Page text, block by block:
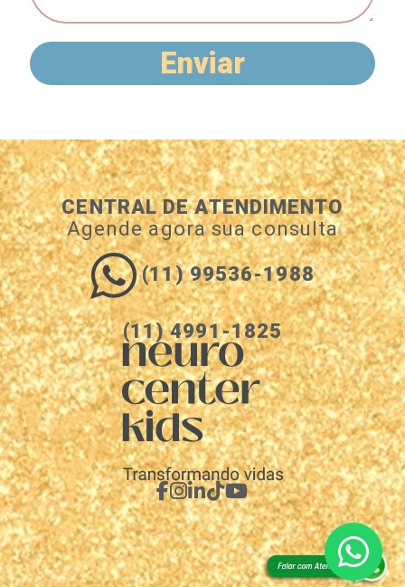
Enviar
CENTRAL DE ATENDIMENTO
Agende agora sua consulta
(11) 99536-1988
(11) 4991-1825